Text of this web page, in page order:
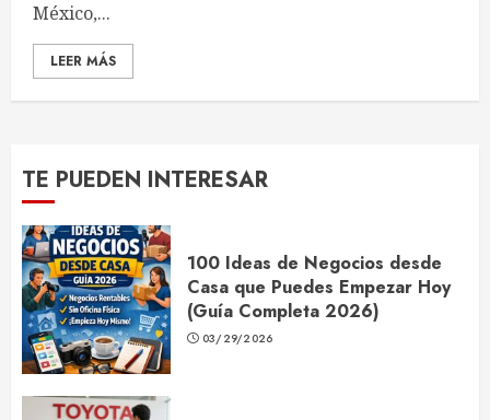
México,...
LEER MÁS
TE PUEDEN INTERESAR
100 Ideas de Negocios desde
Casa que Puedes Empezar Hoy
(Guía Completa 2026)
03/29/2026